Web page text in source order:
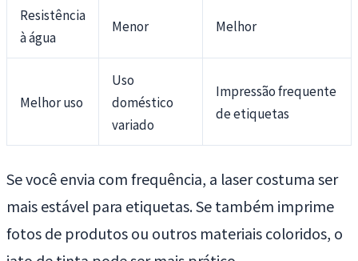
Resistência
à água
Menor Melhor
Melhor uso
Uso
doméstico
variado
Impressão frequente
de etiquetas
Se você envia com frequência, a laser costuma ser
mais estável para etiquetas. Se também imprime
fotos de produtos ou outros materiais coloridos, o